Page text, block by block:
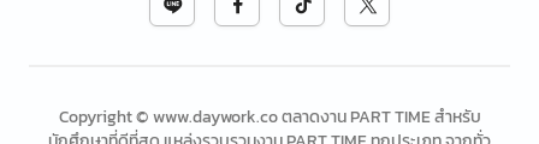
Copyright © www.daywork.co ตลาดงาน PART TIME สำหรับ